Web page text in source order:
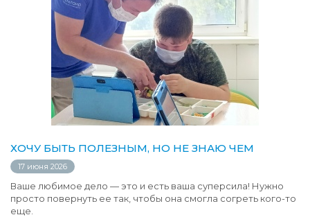
ХОЧУ БЫТЬ ПОЛЕЗНЫМ, НО НЕ ЗНАЮ ЧЕМ
17 июня 2026
Ваше любимое дело — это и есть ваша суперсила! Нужно
просто повернуть ее так, чтобы она смогла согреть кого-то
еще.